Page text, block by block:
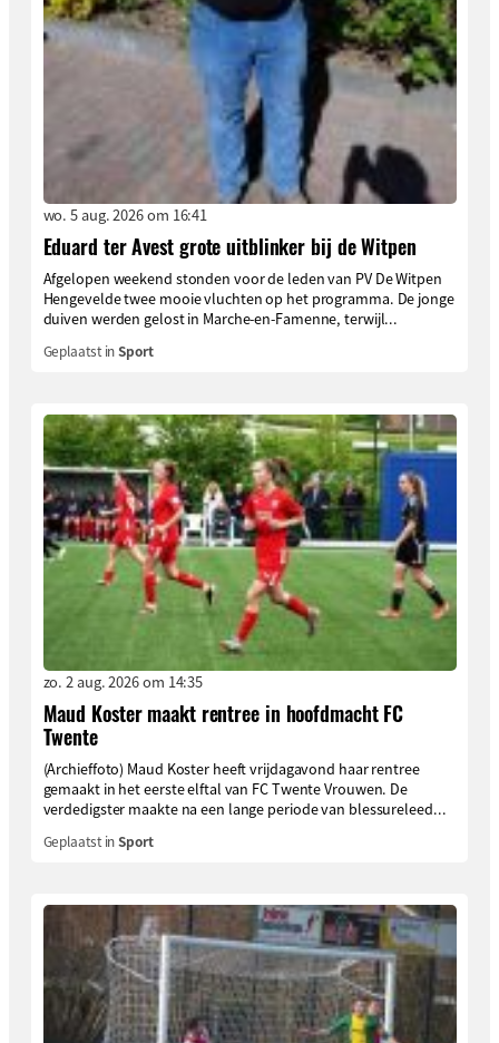
wo. 5 aug. 2026 om 16:41
Eduard ter Avest grote uitblinker bij de Witpen
Afgelopen weekend stonden voor de leden van PV De Witpen
Hengevelde twee mooie vluchten op het programma. De jonge
duiven werden gelost in Marche-en-Famenne, terwijl...
Geplaatst inSport
zo. 2 aug. 2026 om 14:35
Maud Koster maakt rentree in hoofdmacht FC
Twente
(Archieffoto) Maud Koster heeft vrijdagavond haar rentree
gemaakt in het eerste elftal van FC Twente Vrouwen. De
verdedigster maakte na een lange periode van blessureleed...
Geplaatst inSport